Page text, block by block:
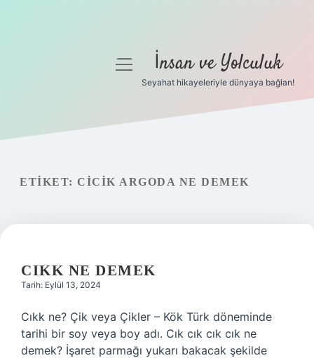
Gizlilik Politikası
menüyü İnsan ve Yolculuk
Seyahat hikayeleriyle dünyaya bağlan!
ETIKET: CICIK ARGODA NE DEMEK
CIKK NE DEMEK
Tarih: Eylül 13, 2024
Cıkk ne? Çik veya Çikler – Kök Türk döneminde
tarihi bir soy veya boy adı. Cık cık cık cık ne
demek? İşaret parmağı yukarı bakacak şekilde